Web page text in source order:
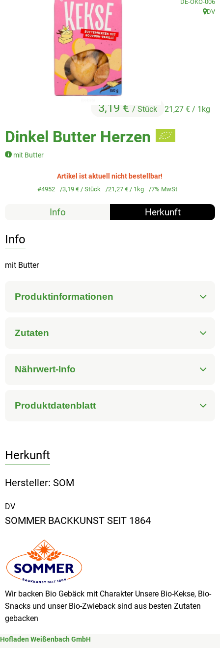
Veggie & Vegan
Trockensortiment
Natur-Drogerie
Großgebinde
Service
Dinkel Butter Herzen
mit Butter
3,19 € / Stück 21,27 € / 1kg
DE-ÖKO-006
,
DV
Artikel ist aktuell nicht bestellbar!
#4952 3,19 €/ Stück 21,27 €/ 1kg 7% MwSt
Info Herkunft
Info
mit Butter
Produktinformationen
Zutaten
Nährwert-Info
Produktdatenblatt
Herkunft
Hersteller: SOM
DV
SOMMER BACKKUNST SEIT 1864
Wir backen Bio Gebäck mit Charakter Unsere Bio-Kekse, Bio-
Snacks und unser Bio-Zwieback sind aus besten Zutaten
gebacken
Hofladen Weißenbach GmbH